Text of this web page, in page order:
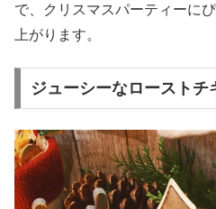
で、クリスマスパーティーに
上がります。
ジューシーなローストチ